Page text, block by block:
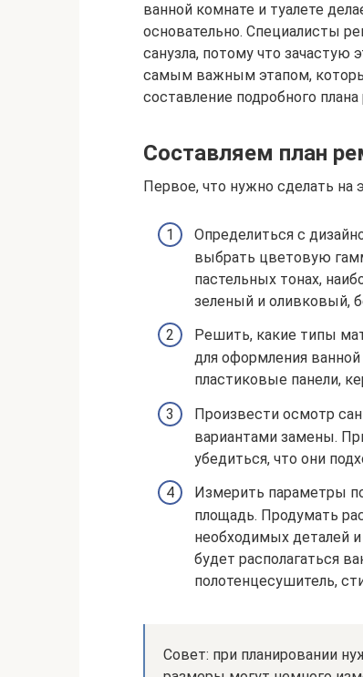
ванной комнате и туалете
основательно. Специалисты
санузла, потому что зачастую
самым важным этапом,
составление подробного
Составляем план
Первое, что нужно сделать на
Определиться с
выбрать цветовую
пастельных тонах,
зеленый и оливковый,
Решить, какие типы
для оформления
пластиковые панели,
Произвести осмотр
вариантами замены.
убедиться, что они
Измерить параметры
площадь. Продумать
необходимых деталей
будет располагаться
полотенцесушитель,
Совет: при планировании